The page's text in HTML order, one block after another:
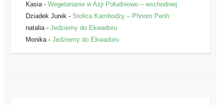
Kasia- Wegetarianie w Azji Południowo – wschodniej
Dziadek Jurek- Stolica Kambodży – Phnom Penh
natalia- Jedziemy do Ekwadoru
Monika- Jedziemy do Ekwadoru